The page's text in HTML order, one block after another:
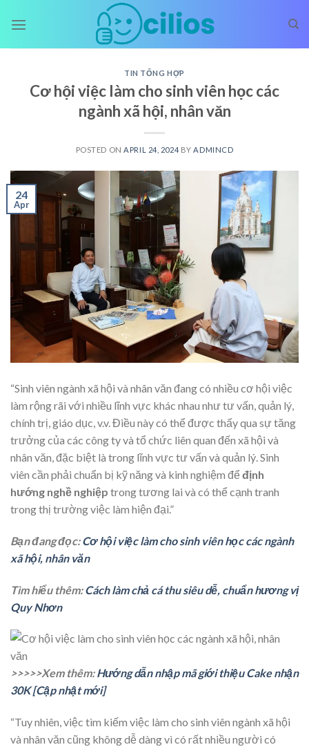
TIN TỔNG HỢP
Cơ hội việc làm cho sinh viên học các
ngành xã hội, nhân văn
POSTED ON APRIL 24, 2024 BY ADMINCD
24
Apr
“Sinh viên ngành xã hội và nhân văn đang có nhiều cơ hội việc
làm rộng rãi với nhiều lĩnh vực khác nhau như tư vấn, quản lý,
chính trị, giáo dục, v.v. Điều này có thể được thấy qua sự tăng
trưởng của các công ty và tổ chức liên quan đến xã hội và
nhân văn, đặc biệt là trong lĩnh vực tư vấn và quản lý. Sinh
viên cần phải chuẩn bị kỹ năng và kinh nghiệm để định
hướng nghề nghiệp trong tương lai và có thể cạnh tranh
trong thị trường việc làm hiện đại.”
Bạn đang đọc:Cơ hội việc làm cho sinh viên học các ngành
xã hội, nhân văn
Tìm hiểu thêm:Cách làm chả cá thu siêu dễ, chuẩn hương vị
Quy Nhơn
>>>>>Xem thêm:Hướng dẫn nhập mã giới thiệu Cake nhận
30K [Cập nhật mới]
“Tuy nhiên, việc tìm kiếm việc làm cho sinh viên ngành xã hội
và nhân văn cũng không dễ dàng vì có rất nhiều người có